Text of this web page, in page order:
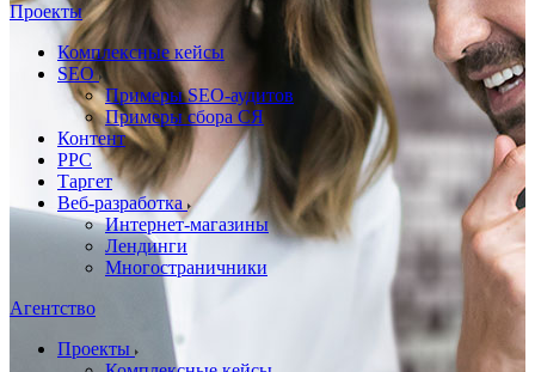
Проекты
Комплексные кейсы
SEO
Примеры SEO-аудитов
Примеры сбора СЯ
Контент
PPC
Таргет
Веб-разработка
Интернет-магазины
Лендинги
Многостраничники
Агентство
Проекты